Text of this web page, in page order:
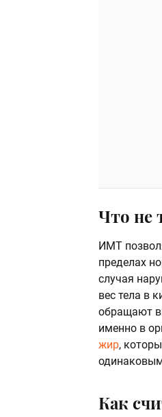
Что не
ИМТ
пределах
случая
вес тела в
обращают
именно в
жир,
Как